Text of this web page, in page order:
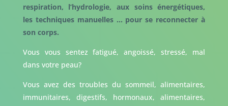
respiration, l’hydrologie, aux soins énergétiques,
les techniques manuelles … pour se reconnecter à
son corps.
Vous vous sentez fatigué, angoissé, stressé, mal
dans votre peau?
Vous avez des troubles du sommeil, alimentaires,
immunitaires, digestifs, hormonaux, alimentaires,